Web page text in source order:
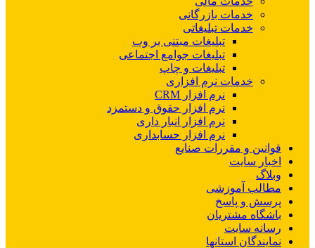
خدمات بازرگانی
خدمات تبلیغاتی
تبلیغات مبتنی بر وب
تبلیغات جوامع اجتماعی
تبلیغات و چاپ
خدمات نرم افزاری
نرم افزار CRM
نرم افزار حقوق و دستمزد
نرم افزار انبار داری
نرم افزار حسابداری
قوانین و مقررات صنایع
اخبار سایت
وبلاگ
مطالب آموزشی
پرسش و پاسخ
باشگاه مشتریان
رسانه سایت
نمایندگان استانها